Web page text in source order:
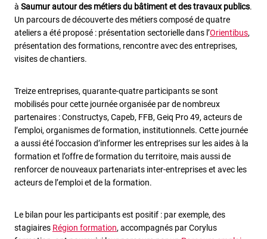
à Saumur autour des métiers du bâtiment et des travaux publics.
Un parcours de découverte des métiers composé de quatre
ateliers a été proposé : présentation sectorielle dans l’Orientibus,
présentation des formations, rencontre avec des entreprises,
visites de chantiers.
Treize entreprises, quarante-quatre participants se sont
mobilisés pour cette journée organisée par de nombreux
partenaires : Constructys, Capeb, FFB, Geiq Pro 49, acteurs de
l’emploi, organismes de formation, institutionnels. Cette journée
a aussi été l’occasion d’informer les entreprises sur les aides à la
formation et l’offre de formation du territoire, mais aussi de
renforcer de nouveaux partenariats inter-entreprises et avec les
acteurs de l’emploi et de la formation.
Le bilan pour les participants est positif : par exemple, des
stagiaires Région formation, accompagnés par Corylus